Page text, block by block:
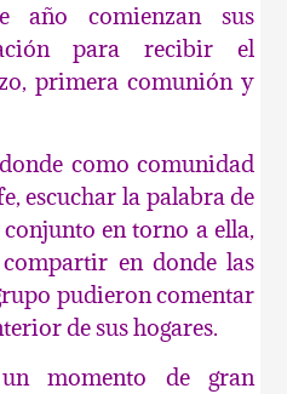
año comienzan sus
para recibir el
primera comunión y
como comunidad
escuchar la palabra de
en torno a ella,
en donde las
pudieron comentar
de sus hogares.
momento de gran